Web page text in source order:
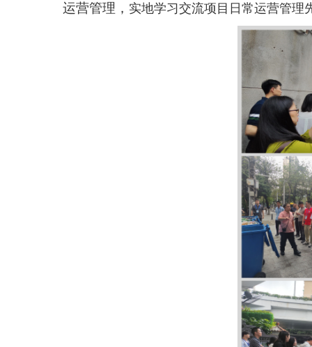
运营管理， 实地学习交流项目日常运营管理